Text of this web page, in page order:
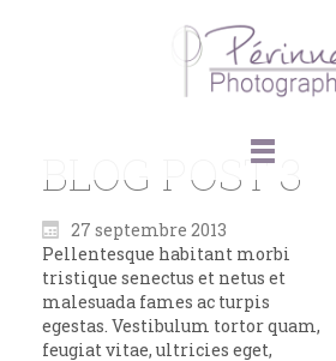
BLOG POST 3
27 septembre 2013
Pellentesque habitant morbi
tristique senectus et netus et
malesuada fames ac turpis
egestas. Vestibulum tortor quam,
feugiat vitae, ultricies eget,